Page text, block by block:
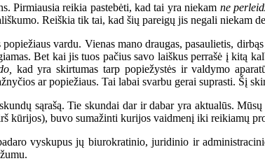
reikia pastebėti, kad tai yra niekam ne
Reiškia tik tai, kad šių pareigų jis negali niekam
vardu. Vienas mano draugas, pasaulietis,
Bet kai jis tuos pačius savo laiškus perrašė į kitą
kad yra skirtumas tarp popiežystės ir valdymo
ar popiežiaus. Tai labai svarbu gerai suprasti. Šį
sąrašą. Tie skundai dar ir dabar yra aktualūs.
kūrijos), buvo sumažinti kurijos vaidmenį iki reikiamų
vyskupus jų biurokratinio, juridinio ir